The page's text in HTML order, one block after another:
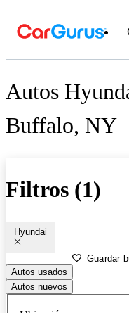
Autos
Buffalo, NY
Filtros (1)
Hyundai
Guardar
Autos usados
Autos nuevos